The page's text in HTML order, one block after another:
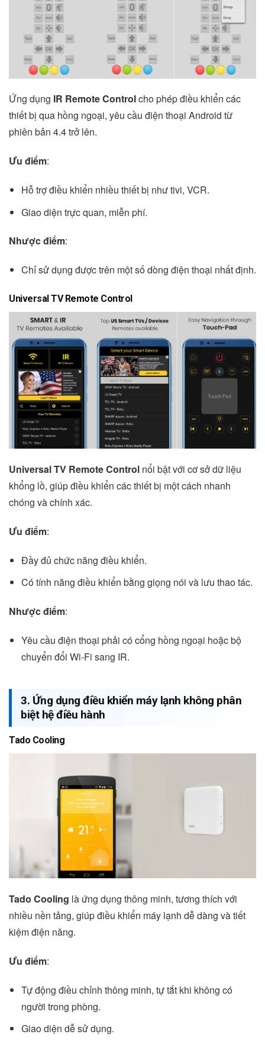
Ứng dụng IR Remote Controlcho phép điều khiển các
thiết bị qua hồng ngoại, yêu cầu điện thoại Android từ
phiên bản 4.4 trở lên.
Ưu điểm:
Hỗ trợ điều khiển nhiều thiết bị như tivi, VCR.
Giao diện trực quan, miễn phí.
Nhược điểm:
Chỉ sử dụng được trên một số dòng điện thoại nhất định.
Universal TV Remote Control
Universal TV Remote Control nổi bật với cơ sở dữ liệu
khổng lồ, giúp điều khiển các thiết bị một cách nhanh
chóng và chính xác.
Ưu điểm:
Đầy đủ chức năng điều khiển.
Có tính năng điều khiển bằng giọng nói và lưu thao tác.
Nhược điểm:
Yêu cầu điện thoại phải có cổng hồng ngoại hoặc bộ
chuyển đổi Wi-Fi sang IR.
3. Ứng dụng điều khiển máy lạnh không phân
biệt hệ điều hành
Tado Cooling
Tado Cooling là ứng dụng thông minh, tương thích với
nhiều nền tảng, giúp điều khiển máy lạnh dễ dàng và tiết
kiệm điện năng.
Ưu điểm:
Tự động điều chỉnh thông minh, tự tắt khi không có
người trong phòng.
Giao diện dễ sử dụng.